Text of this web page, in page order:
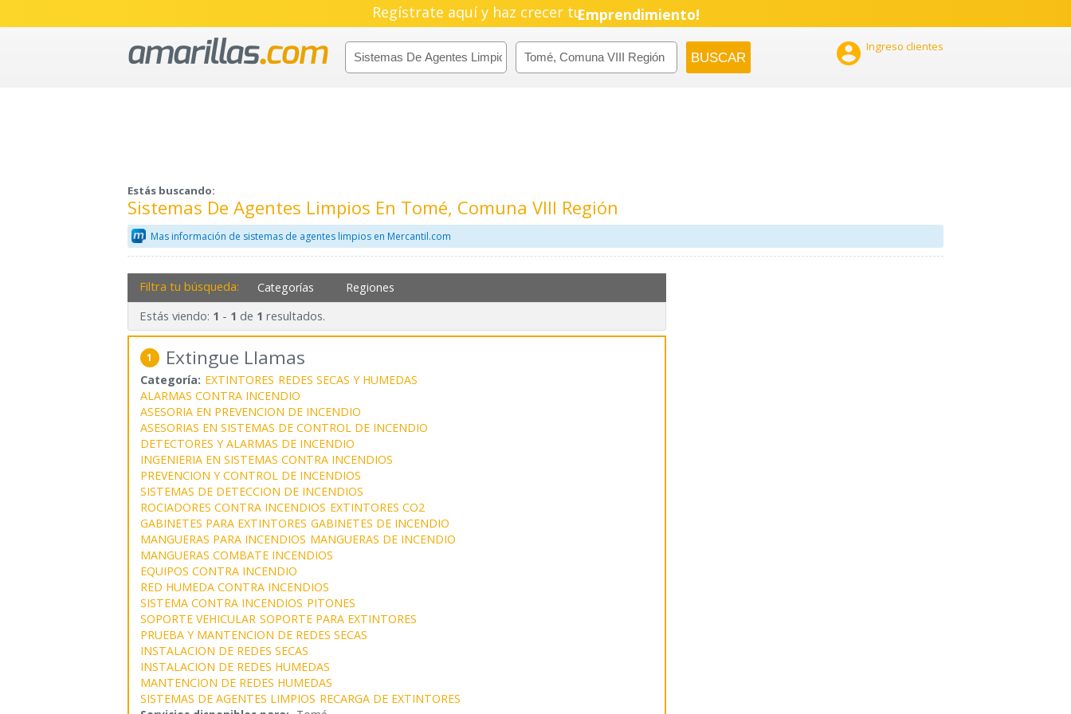
Regístrate aquí y haz crecer tuPyme!
Emprendimiento!
 Ingreso clientes
Estás buscando:
Sistemas De Agentes Limpios En Tomé, Comuna VIII Región
Mas información de sistemas de agentes limpios en Mercantil.com
Filtra tu búsqueda: Categorías Regiones
Estás viendo: 1 - 1 de 1 resultados.
1 Extingue Llamas
Categoría: EXTINTORES REDES SECAS Y HUMEDAS
ALARMAS CONTRA INCENDIO
ASESORIA EN PREVENCION DE INCENDIO
ASESORIAS EN SISTEMAS DE CONTROL DE INCENDIO
DETECTORES Y ALARMAS DE INCENDIO
INGENIERIA EN SISTEMAS CONTRA INCENDIOS
PREVENCION Y CONTROL DE INCENDIOS
SISTEMAS DE DETECCION DE INCENDIOS
ROCIADORES CONTRA INCENDIOS EXTINTORES CO2
GABINETES PARA EXTINTORES GABINETES DE INCENDIO
MANGUERAS PARA INCENDIOS MANGUERAS DE INCENDIO
MANGUERAS COMBATE INCENDIOS
EQUIPOS CONTRA INCENDIO
RED HUMEDA CONTRA INCENDIOS
SISTEMA CONTRA INCENDIOS PITONES
SOPORTE VEHICULAR SOPORTE PARA EXTINTORES
PRUEBA Y MANTENCION DE REDES SECAS
INSTALACION DE REDES SECAS
INSTALACION DE REDES HUMEDAS
MANTENCION DE REDES HUMEDAS
SISTEMAS DE AGENTES LIMPIOS RECARGA DE EXTINTORES